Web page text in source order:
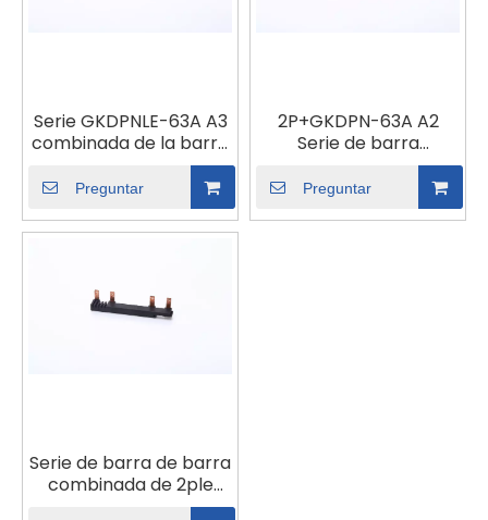
Serie GKDPNLE-63A A3
combinada de la barra
Preguntar
2P+GKDPN-63A A2
Serie de barra
colectora combinada
Preguntar
Serie de barra de barra
combinada de 2ple